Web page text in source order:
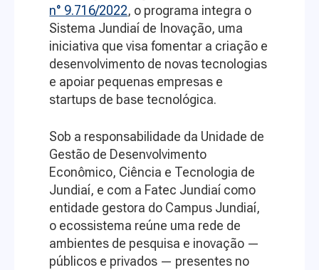
n° 9.716/2022, o programa integra o
Sistema Jundiaí de Inovação, uma
iniciativa que visa fomentar a criação e
desenvolvimento de novas tecnologias
e apoiar pequenas empresas e
startups de base tecnológica.
Sob a responsabilidade da Unidade de
Gestão de Desenvolvimento
Econômico, Ciência e Tecnologia de
Jundiaí, e com a Fatec Jundiaí como
entidade gestora do Campus Jundiaí,
o ecossistema reúne uma rede de
ambientes de pesquisa e inovação —
públicos e privados — presentes no